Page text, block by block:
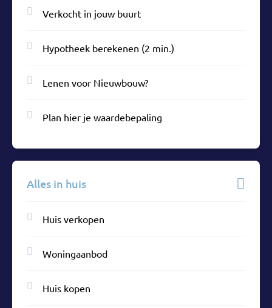
Verkocht in jouw buurt
Hypotheek berekenen (2 min.)
Lenen voor Nieuwbouw?
Plan hier je waardebepaling
Alles in huis
Huis verkopen
Woningaanbod
Huis kopen